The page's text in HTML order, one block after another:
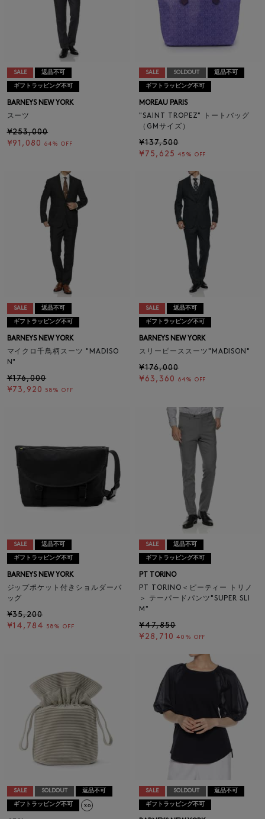
SALE 返品不可
ギフトラッピング不可
BARNEYS NEW YORK
スーツ
¥253,000
¥91,080
64% OFF
SALE SOLDOUT 返品不可
ギフトラッピング不可
MOREAU PARIS
"SAINT TROPEZ" トートバッグ
（GMサイズ）
¥137,500
¥75,625 45% OFF
SALE 返品不可
ギフトラッピング不可
BARNEYS NEW YORK
マイクロ千鳥柄スーツ "MADISO
N"
¥176,000
¥73,920
58% OFF
SALE 返品不可
ギフトラッピング不可
BARNEYS NEW YORK
スリーピーススーツ"MADISON"
¥176,000
¥63,360
64% OFF
SALE 返品不可
ギフトラッピング不可
BARNEYS NEW YORK
ジップポケット付きショルダーバ
ッグ
¥35,200
¥14,784
58% OFF
SALE 返品不可
ギフトラッピング不可
PT TORINO
PT TORINO＜ピーティー トリノ
＞ テーパードパンツ"SUPER SLI
M"
¥47,850
¥28,710 40% OFF
SALE SOLDOUT 返品不可
ギフトラッピング不可
SALE SOLDOUT 返品不可
ギフトラッピング不可